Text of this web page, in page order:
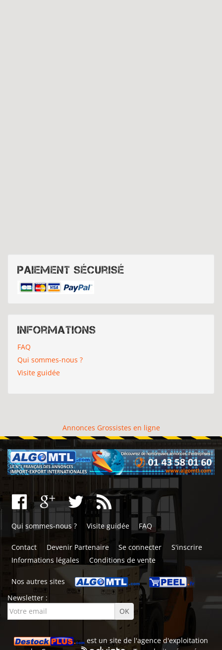
Paiement sécurisé
Informations
FAQ
Qui sommes-nous ?
Visite guidée
Annonces Grossistes en ligne
Qui sommes-nous ? Visite guidée FAQ
Contact Devenir Partenaire Se connecter
S'inscrire
Informations légales
Conditions de vente
Nos autres sites
Newsletter :
est un site de l'agence d'exploitation